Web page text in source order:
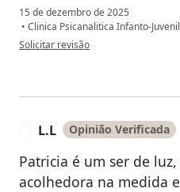
15 de dezembro de 2025
• Clinica Psicanalitica Infanto-Juvenil
na opinião do utilizador AJ
Solicitar revisão
L.L Opinião Verificada
Patricia é um ser de
acolhedora na medida